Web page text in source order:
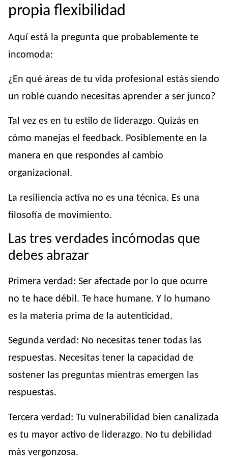
propia flexibilidad
Aquí está la pregunta que probablemente te
incomoda:
¿En qué áreas de tu vida profesional estás siendo
un roble cuando necesitas aprender a ser junco?
Tal vez es en tu estilo de liderazgo. Quizás en
cómo manejas el feedback. Posiblemente en la
manera en que respondes al cambio
organizacional.
La resiliencia activa no es una técnica. Es una
filosofía de movimiento.
Las tres verdades incómodas que
debes abrazar
Primera verdad: Ser afectade por lo que ocurre
no te hace débil. Te hace humane. Y lo humano
es la materia prima de la autenticidad.
Segunda verdad: No necesitas tener todas las
respuestas. Necesitas tener la capacidad de
sostener las preguntas mientras emergen las
respuestas.
Tercera verdad: Tu vulnerabilidad bien canalizada
es tu mayor activo de liderazgo. No tu debilidad
más vergonzosa.